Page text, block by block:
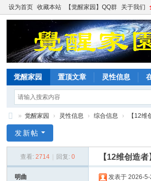
设为首页 收藏本站 【觉醒家园】QQ群 关于我们
觉醒家园 置顶文章 灵性信息
醒
园
» 觉醒家园 › 灵性信息 › 综合信息 › 【12
发新帖
查看: 2714 回复: 0 【12维创造
明曲 发表于 2026-